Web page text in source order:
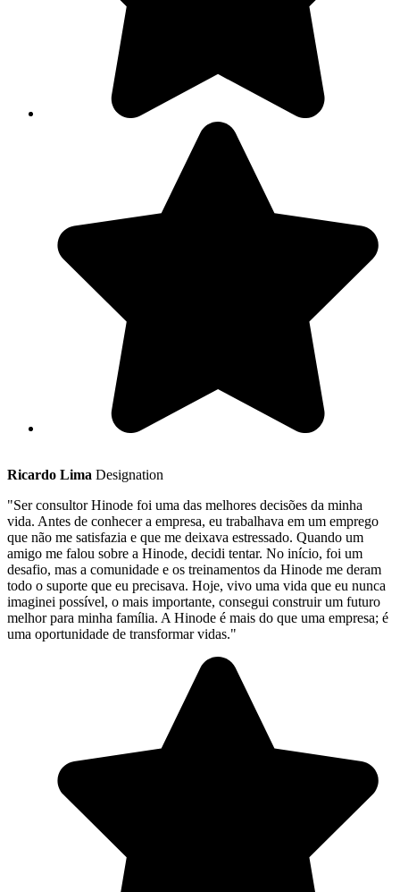
Ricardo Lima Designation
"Ser consultor Hinode foi uma das melhores decisões da minha
vida. Antes de conhecer a empresa, eu trabalhava em um emprego
que não me satisfazia e que me deixava estressado. Quando um
amigo me falou sobre a Hinode, decidi tentar. No início, foi um
desafio, mas a comunidade e os treinamentos da Hinode me deram
todo o suporte que eu precisava. Hoje, vivo uma vida que eu nunca
imaginei possível, o mais importante, consegui construir um futuro
melhor para minha família. A Hinode é mais do que uma empresa; é
uma oportunidade de transformar vidas."